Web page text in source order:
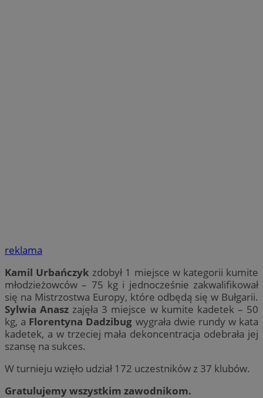
reklama
Kamil Urbańczykzdobył 1 miejsce w kategorii kumite
młodzieżowców – 75 kg i jednocześnie zakwalifikował
się na Mistrzostwa Europy, które odbędą się w Bułgarii.
Sylwia Anaszzajęła 3 miejsce w kumite kadetek – 50
kg, a Florentyna Dadzibug wygrała dwie rundy w kata
kadetek, a w trzeciej mała dekoncentracja odebrała jej
szansę na sukces.
W turnieju wzięło udział 172 uczestników z 37 klubów.
Gratulujemy wszystkim zawodnikom.